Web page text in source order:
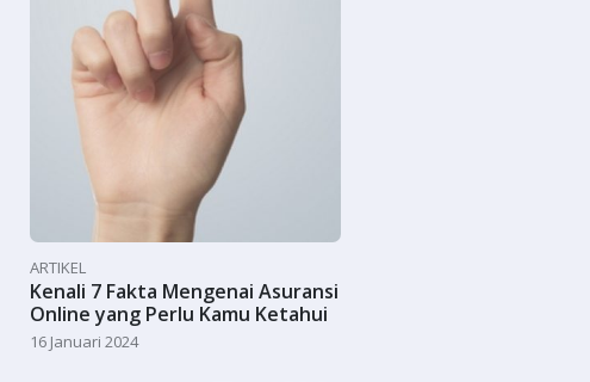
ARTIKEL
Kenali 7 Fakta Mengenai Asuransi
Online yang Perlu Kamu Ketahui
16 Januari 2024